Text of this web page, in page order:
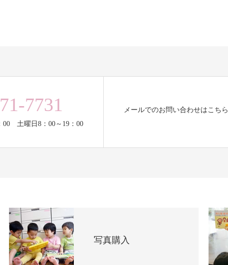
7731
土曜日8：00～19：00
メールでのお問い合わせはこちら
写真購入